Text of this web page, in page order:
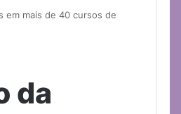
em mais de 40 cursos de
da